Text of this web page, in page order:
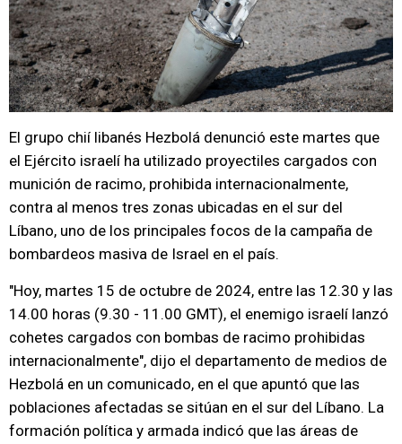
El grupo chií libanés Hezbolá denunció este martes que
el Ejército israelí ha utilizado proyectiles cargados con
munición de racimo, prohibida internacionalmente,
contra al menos tres zonas ubicadas en el sur del
Líbano, uno de los principales focos de la campaña de
bombardeos masiva de Israel en el país.
"Hoy, martes 15 de octubre de 2024, entre las 12.30 y las
14.00 horas (9.30 - 11.00 GMT), el enemigo israelí lanzó
cohetes cargados con bombas de racimo prohibidas
internacionalmente", dijo el departamento de medios de
Hezbolá en un comunicado, en el que apuntó que las
poblaciones afectadas se sitúan en el sur del Líbano. La
formación política y armada indicó que las áreas de